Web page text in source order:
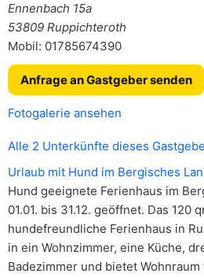
Ennenbach 15a
53809 Ruppichteroth
Mobil: 01785674390
Anfrage an Gastgeber senden
Fotogalerie ansehen
Alle 2 Unterkünfte dieses
Urlaub mit Hund im Bergisches
Hund geeignete Ferienhaus im
01.01. bis 31.12. geöffnet. Das 120
hundefreundliche Ferienhaus in
in ein Wohnzimmer, eine Küche,
Badezimmer und bietet